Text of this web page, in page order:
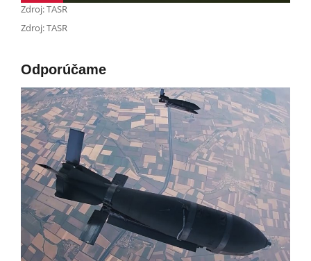
Zdroj: TASR
Zdroj: TASR
Odporúčame